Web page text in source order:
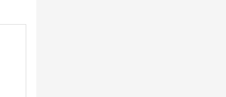
Lớp
Lớp 2
ưu